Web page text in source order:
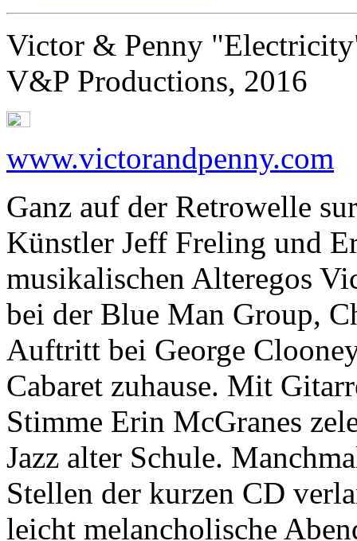
Victor & Penny
V&P Productions, 2016
www.victorandpenny.com
Ganz auf der Retrowelle
Künstler Jeff Freling und
musikalischen Alteregos
bei der Blue Man Group,
Auftritt bei George
Cabaret zuhause. Mit
Stimme Erin McGranes
Jazz alter Schule.
Stellen der kurzen CD
leicht melancholische